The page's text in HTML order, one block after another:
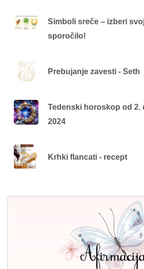
Simboli sreče – izberi
sporočilo!
Prebujanje zavesti - Seth
Tedenski horoskop od 2.
2024
Krhki flancati - recept